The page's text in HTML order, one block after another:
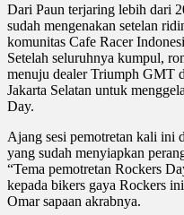
Dari Paun terjaring lebih dari
sudah mengenakan setelan
komunitas Cafe Racer
Setelah seluruhnya kumpul,
menuju dealer Triumph GMT
Jakarta Selatan untuk
Day.
Ajang sesi pemotretan kali ini
yang sudah menyiapkan
“Tema pemotretan Rockers
kepada bikers gaya Rockers
Omar sapaan akrabnya.